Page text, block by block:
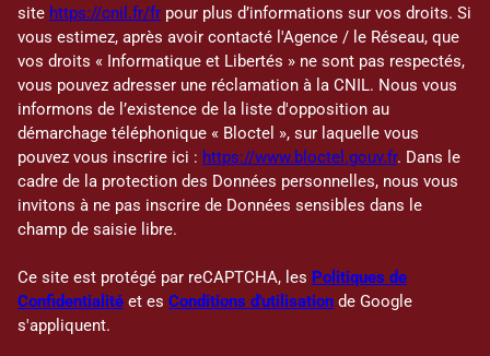
site https://cnil.fr/fr pour plus d’informations sur vos droits. Si
vous estimez, après avoir contacté l'Agence / le Réseau, que
vos droits « Informatique et Libertés » ne sont pas respectés,
vous pouvez adresser une réclamation à la CNIL. Nous vous
informons de l’existence de la liste d'opposition au
démarchage téléphonique « Bloctel », sur laquelle vous
pouvez vous inscrire ici : https://www.bloctel.gouv.fr. Dans le
cadre de la protection des Données personnelles, nous vous
invitons à ne pas inscrire de Données sensibles dans le
champ de saisie libre.
Ce site est protégé par reCAPTCHA, les Politiques de
Confidentialité et es Conditions d'utilisation de Google
s'appliquent.